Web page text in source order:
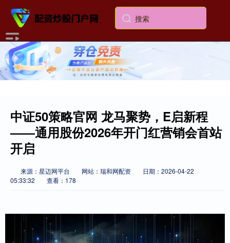
中证50策略官网 龙马聚势，E启新程
——通用股份2026年开门红营销会首站
开启
来源：星迈网平台 网站：瑞和网配资
日期：2026-04-22
05:33:32
查看：178